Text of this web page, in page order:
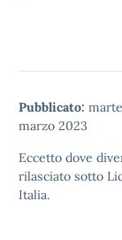
Pubblicato:
marzo 2023
Eccetto dove
rilasciato sotto
Italia.